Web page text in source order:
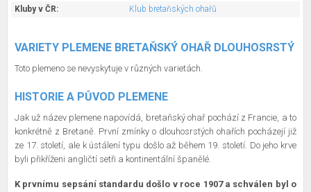
Kluby v ČR:
Klub bretaňských ohařů
VARIETY PLEMENE BRETAŇSKÝ OHAŘ DLOUHOSRSTÝ
Toto plemeno se nevyskytuje v různých varietách.
HISTORIE A PŮVOD PLEMENE
Jak už název plemene napovídá, bretaňský ohař pochází z Francie, a to
konkrétně z Bretaně. První zmínky o dlouhosrstých ohařích pocházejí již
ze 17. století, ale k ústálení typu došlo až během 19. století. Do jeho krve
byli přikříženi angličtí setři a kontinentální španělé.
K prvnímu sepsání standardu došlo v roce 1907 a schválen byl o